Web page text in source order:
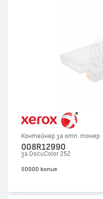
Контейнер за отп. тонер
008R12990
за DocuColor 252
50000 копия